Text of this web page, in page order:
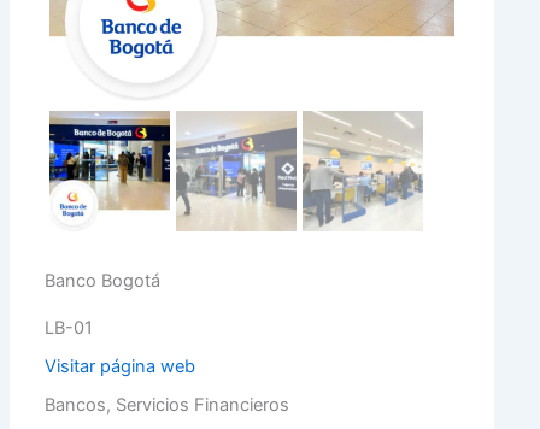
Banco Bogotá
LB-01
Visitar página web
Bancos, Servicios Financieros